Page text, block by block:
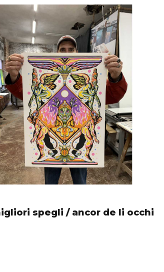
spegli / ancor de li occhi